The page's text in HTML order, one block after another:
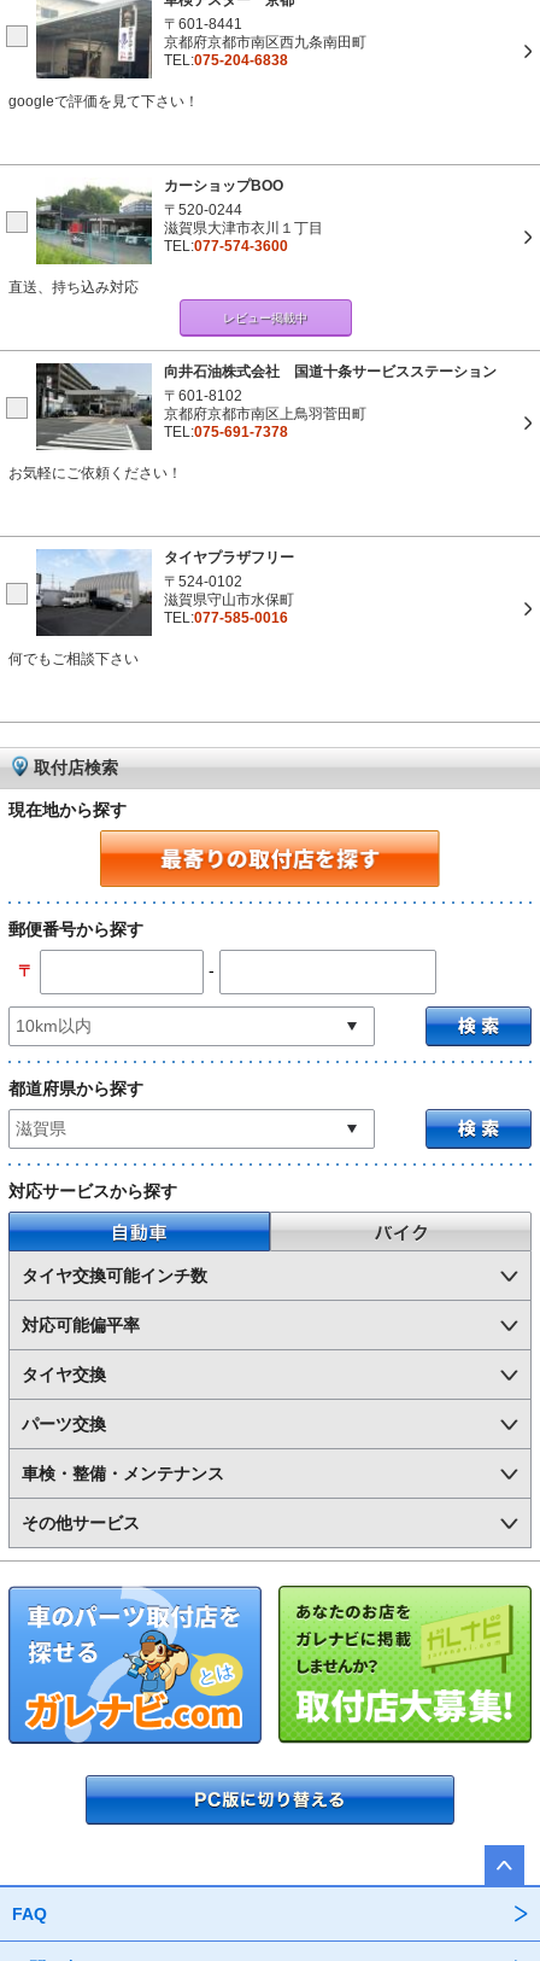
〒601-8441
京都府京都市南区西九条南田町
TEL:075-204-6838
googleで評価を見て下さい！
カーショップBOO
〒520-0244
滋賀県大津市衣川１丁目
TEL:077-574-3600
直送、持ち込み対応
レビュー掲載中
向井石油株式会社 国道十条サービスステーション
〒601-8102
京都府京都市南区上鳥羽菅田町
TEL:075-691-7378
お気軽にご依頼ください！
タイヤプラザフリー
〒524-0102
滋賀県守山市水保町
TEL:077-585-0016
何でもご相談下さい
取付店検索
現在地から探す
郵便番号から探す
〒 -
都道府県から探す
対応サービスから探す
自動車
タイヤ交換可能インチ数
対応可能偏平率
タイヤ交換
パーツ交換
車検・整備・メンテナンス
その他サービス
FAQ